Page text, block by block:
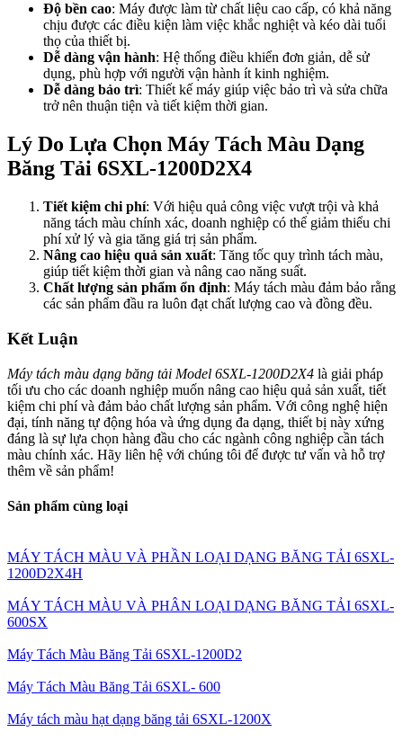
Độ bền cao: Máy được làm từ chất liệu cao cấp, có khả năng
chịu được các điều kiện làm việc khắc nghiệt và kéo dài tuổi
thọ của thiết bị.
Dễ dàng vận hành: Hệ thống điều khiển đơn giản, dễ sử
dụng, phù hợp với người vận hành ít kinh nghiệm.
Dễ dàng bảo trì: Thiết kế máy giúp việc bảo trì và sửa chữa
trở nên thuận tiện và tiết kiệm thời gian.
Lý Do Lựa Chọn Máy Tách Màu Dạng
Băng Tải 6SXL-1200D2X4
Tiết kiệm chi phí: Với hiệu quả công việc vượt trội và khả
năng tách màu chính xác, doanh nghiệp có thể giảm thiểu chi
phí xử lý và gia tăng giá trị sản phẩm.
Nâng cao hiệu quả sản xuất: Tăng tốc quy trình tách màu,
giúp tiết kiệm thời gian và nâng cao năng suất.
Chất lượng sản phẩm ổn định: Máy tách màu đảm bảo rằng
các sản phẩm đầu ra luôn đạt chất lượng cao và đồng đều.
Kết Luận
Máy tách màu dạng băng tải Model 6SXL-1200D2X4 là giải pháp
tối ưu cho các doanh nghiệp muốn nâng cao hiệu quả sản xuất, tiết
kiệm chi phí và đảm bảo chất lượng sản phẩm. Với công nghệ hiện
đại, tính năng tự động hóa và ứng dụng đa dạng, thiết bị này xứng
đáng là sự lựa chọn hàng đầu cho các ngành công nghiệp cần tách
màu chính xác. Hãy liên hệ với chúng tôi để được tư vấn và hỗ trợ
thêm về sản phẩm!
Sản phẩm cùng loại
MÁY TÁCH MÀU VÀ PHẦN LOẠI DẠNG BĂNG TẢI 6SXL-
1200D2X4H
MÁY TÁCH MÀU VÀ PHÂN LOẠI DẠNG BĂNG TẢI 6SXL-
600SX
Máy Tách Màu Băng Tải 6SXL-1200D2
Máy Tách Màu Băng Tải 6SXL- 600
Máy tách màu hạt dạng băng tải 6SXL-1200X